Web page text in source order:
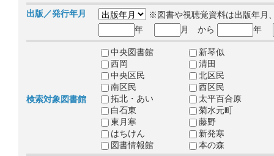
出版／発行年月
※図書や視聴覚資料は出版年月
年
月 から 年
検索対象図書館
中央図書館
新琴似
西岡
清田
中央区民
北区民
南区民
西区民
拓北・あい
太平百合原
白石東
菊水元町
東月寒
藤野
はちけん
新発寒
図書情報館
本の森